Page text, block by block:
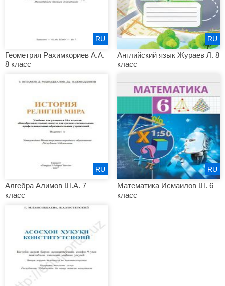
Геометрия Рахимкориев А.А.
8 класс
RU
Английский язык Жураев Л. 8
класс
RU
Алгебра Алимов Ш.А. 7
класс
RU
Математика Исмаилов Ш. 6
класс
RU